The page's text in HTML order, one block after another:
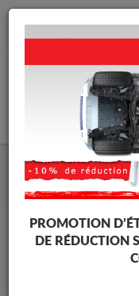
Protection Sous
Protection Sous
Marques
PROMOTION
DE RÉDUCTION